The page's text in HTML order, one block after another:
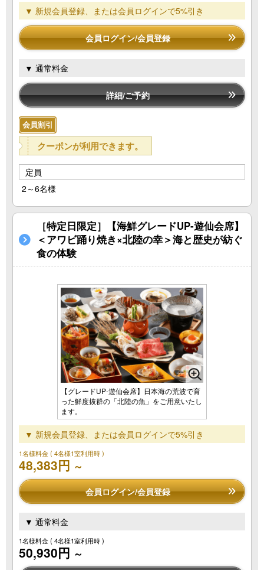
▼ 新規会員登録、または会員ログインで5%引き
会員ログイン/会員登録
▼ 通常料金
詳細/ご予約
会員割引
クーポンが利用できます。
定員
2～6名様
［特定日限定］【海鮮グレードUP‐遊仙会席】
＜アワビ踊り焼き×北陸の幸＞海と歴史が紡ぐ
食の体験
【グレードUP‐遊仙会席】日本海の荒波で育
った鮮度抜群の「北陸の魚」をご用意いたし
ます。
▼ 新規会員登録、または会員ログインで5%引き
1名様料金( 4名様1室利用時 )
48,383円 ～
会員ログイン/会員登録
▼ 通常料金
1名様料金( 4名様1室利用時 )
50,930円 ～